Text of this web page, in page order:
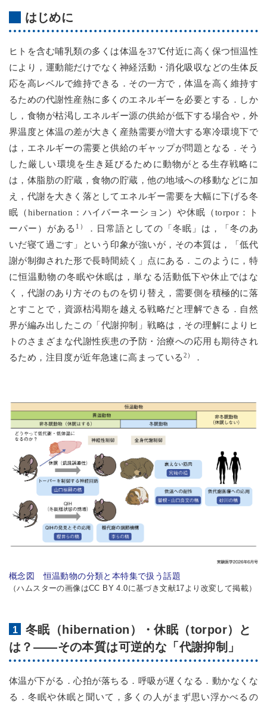
はじめに
ヒトを含む哺乳類の多くは体温を37℃付近に高く保つ恒温性
により，運動能だけでなく神経活動・消化吸収などの生体反
応を高レベルで維持できる．その一方で，体温を高く維持す
るための代謝性産熱に多くのエネルギーを必要とする．しか
し，食物が枯渇しエネルギー源の供給が低下する場合や，外
界温度と体温の差が大きく産熱需要が増大する寒冷環境下で
は，エネルギーの需要と供給のギャップが問題となる．そう
した厳しい環境を生き延びるために動物がとる生存戦略に
は，体脂肪の貯蔵，食物の貯蔵，他の地域への移動などに加
え，代謝を大きく落としてエネルギー需要を大幅に下げる冬
眠（hibernation：ハイバーネーション）や休眠（torpor：ト
ーパー）がある 1）
．日常語としての「冬眠」は，「冬のあ
いだ寝て過ごす」という印象が強いが，その本質は，「低代
謝が制御された形で長時間続く」点にある．このように，特
に恒温動物の冬眠や休眠は，単なる活動低下や休止ではな
く，代謝のあり方そのものを切り替え，需要側を積極的に落
とすことで，資源枯渇期を越える戦略だと理解できる．自然
界が編み出したこの「代謝抑制」戦略は，その理解によりヒ
トのさまざまな代謝性疾患の予防・治療への応用も期待され
るため，注目度が近年急速に高まっている 2） ．
概念図 恒温動物の分類と本特集で扱う話題
（ハムスターの画像はCC BY 4.0に基づき文献17より改変して掲載）
冬眠（hibernation）・休眠（torpor）と
は？――その本質は可逆的な「代謝抑制」
体温が下がる．心拍が落ちる．呼吸が遅くなる．動かなくな
る．冬眠や休眠と聞いて，多くの人がまず思い浮かべるの